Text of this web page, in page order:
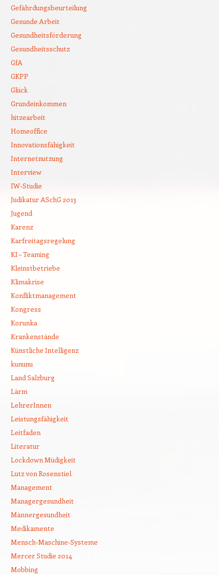
Gefährdungsbeurteilung
Gesunde Arbeit
Gesundheitsförderung
Gesundheitsschutz
GfA
GKPP
Glück
Grundeinkommen
hitzearbeit
Homeoffice
Innovationsfähigkeit
Internetnutzung
Interview
IW-Studie
Judikatur ASchG 2013
Jugend
Karenz
Karfreitagsregelung
KI – Teaming
Kleinstbetriebe
Klimakrise
Konfliktmanagement
Kongress
Korunka
Krankenstände
Künstliche Intelligenz
kununu
Land Salzburg
Lärm
LehrerInnen
Leistungsfähigkeit
Leitfaden
Literatur
Lockdown Müdigkeit
Lutz von Rosenstiel
Management
Managergesundheit
Männergesundheit
Medikamente
Mensch-Maschine-Systeme
Mercer Studie 2014
Mobbing